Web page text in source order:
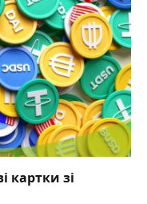
картки зі